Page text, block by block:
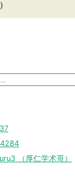
（厚仁学术哥）